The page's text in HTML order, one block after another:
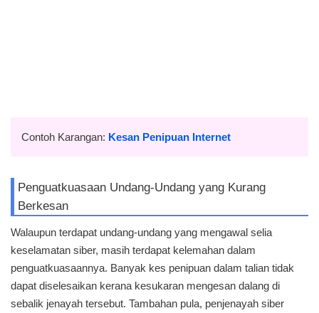
Contoh Karangan: Kesan Penipuan Internet
Penguatkuasaan Undang-Undang yang Kurang
Berkesan
Walaupun terdapat undang-undang yang mengawal selia
keselamatan siber, masih terdapat kelemahan dalam
penguatkuasaannya. Banyak kes penipuan dalam talian tidak
dapat diselesaikan kerana kesukaran mengesan dalang di
sebalik jenayah tersebut. Tambahan pula, penjenayah siber